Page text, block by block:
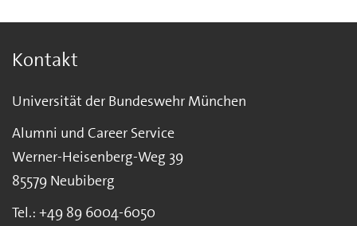
Kontakt
Universität der Bundeswehr München
Alumni und Career Service
Werner-Heisenberg-Weg 39
85579 Neubiberg
Tel.: +49 89 6004-6050